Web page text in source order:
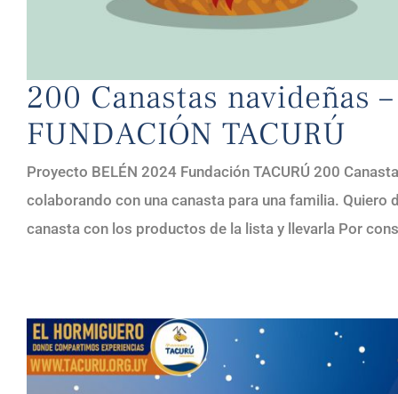
200 Canastas navideñas
FUNDACIÓN TACURÚ
Proyecto BELÉN 2024 Fundación TACURÚ 200
colaborando con una canasta para una familia. Quiero
canasta con los productos de la lista y llevarla Por